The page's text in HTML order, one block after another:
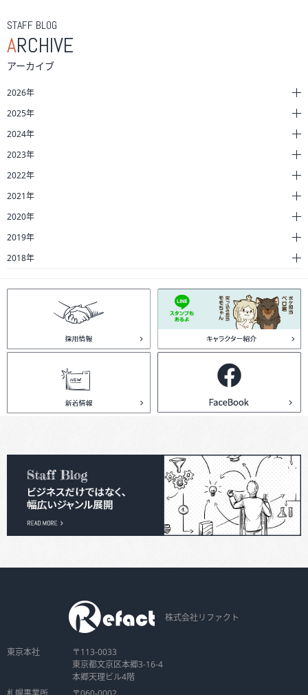
STAFF BLOG
ARCHIVE
アーカイブ
2026年
2025年
2024年
2023年
2022年
2021年
2020年
2019年
2018年
株式会社リファクト
東京本社
〒113-0033
東京都文京区本郷3-16-4
本郷天理ビル4階